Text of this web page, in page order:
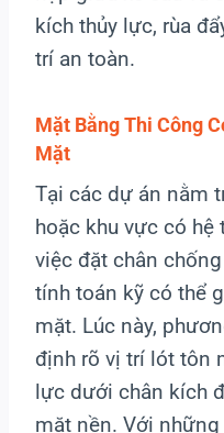
kích thủy lực, rùa
trí an toàn.
Mặt Bằng Thi Công
Mặt
Tại các dự án nằm
hoặc khu vực có
việc đặt chân
tính toán kỹ có thể
mặt. Lúc này,
định rõ vị trí lót tôn
lực dưới chân kích
mặt nền. Với